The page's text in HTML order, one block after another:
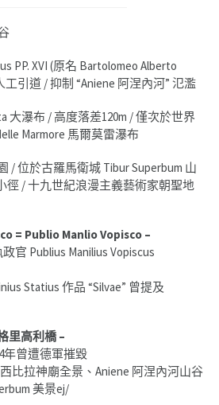
PP. XVI (原名 Bartolomeo Alberto
引道 / 抑制 “Aniene 阿涅內河” 氾濫
大瀑布 / 高度落差120m / 僅次於世界
Marmore 馬爾莫雷瀑布
/ 位於古羅馬衛城 Tibur Superbum 山
徑 / 十九世紀浪漫主義藝術家朝聖地
= Publio Manlio Vopisco –
官 Publius Manilius Vopiscus
Statius 作品 “Silvae” 曾提及
里高利橋 –
年曾遭德軍摧毀
西比拉神廟全景、Aniene 阿涅內河山谷
美景ej/